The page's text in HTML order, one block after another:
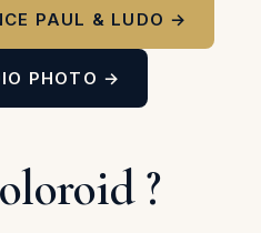
PAUL & LUDO →
PHOTO →
?